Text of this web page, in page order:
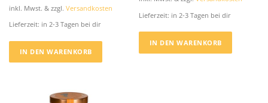
inkl. Mwst. & zzgl. Versandkosten
Lieferzeit: in 2-3 Tagen bei dir
IN DEN WARENKORB
Lieferzeit: in 2-3 Tagen bei dir
IN DEN WARENKORB